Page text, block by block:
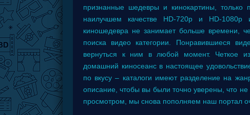
признанные шедевры и кинокартины,
наилучшем качестве HD-720р и HD-
киношедевра не занимает больше времени,
поиска видео категории. Понравившиеся
вернуться к ним в любой момент. Четкое
домашний киносеанс в настоящее
по вкусу – каталоги имеют разделение на
описание, чтобы вы были точно уверены, что
просмотром, мы снова пополняем наш портал